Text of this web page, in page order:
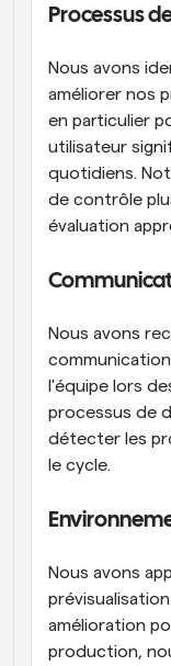
Processus
Nous avons
améliorer nos
en particulier
utilisateur
quotidiens.
de contrôle
évaluation
Nous avons
l'équipe lors
processus de
détecter les
le cycle.
Nous avons
amélioration
production,